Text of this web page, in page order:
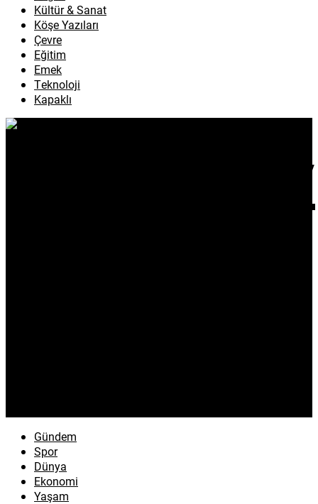
Kültür & Sanat
Köşe Yazıları
Çevre
Eğitim
Emek
Teknoloji
Kapaklı
Gündem
Spor
Dünya
Ekonomi
Yaşam